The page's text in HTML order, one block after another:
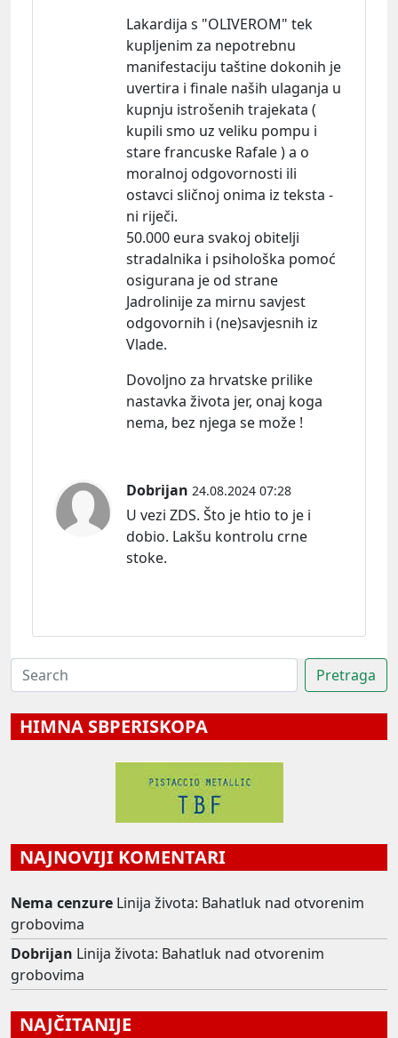
Lakardija s "OLIVEROM" tek
kupljenim za nepotrebnu
manifestaciju taštine dokonih je
uvertira i finale naših ulaganja u
kupnju istrošenih trajekata (
kupili smo uz veliku pompu i
stare francuske Rafale ) a o
moralnoj odgovornosti ili
ostavci sličnoj onima iz teksta -
ni riječi.
50.000 eura svakoj obitelji
stradalnika i psihološka pomoć
osigurana je od strane
Jadrolinije za mirnu savjest
odgovornih i (ne)savjesnih iz
Vlade.
Dovoljno za hrvatske prilike
nastavka života jer, onaj koga
nema, bez njega se može !
Dobrijan 24.08.2024 07:28
U vezi ZDS. Što je htio to je i
dobio. Lakšu kontrolu crne
stoke.
HIMNA SBPERISKOPA
NAJNOVIJI KOMENTARI
Nema cenzure Linija života: Bahatluk nad otvorenim
grobovima
Dobrijan Linija života: Bahatluk nad otvorenim
grobovima
NAJČITANIJE